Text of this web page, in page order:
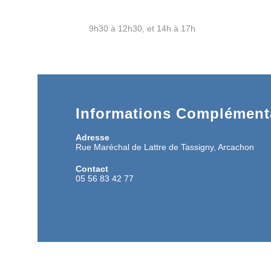
9h30 à 12h30, et 14h à 17h
Informations
Adresse
Rue Maréchal de Lattre de Tassigny, Arcachon
Contact
05 56 83 42 77